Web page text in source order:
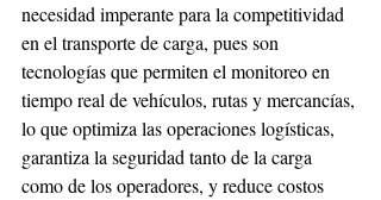
necesidad imperante para la competitividad
en el transporte de carga, pues son
tecnologías que permiten el monitoreo en
tiempo real de vehículos, rutas y mercancías,
lo que optimiza las operaciones logísticas,
garantiza la seguridad tanto de la carga
como de los operadores, y reduce costos